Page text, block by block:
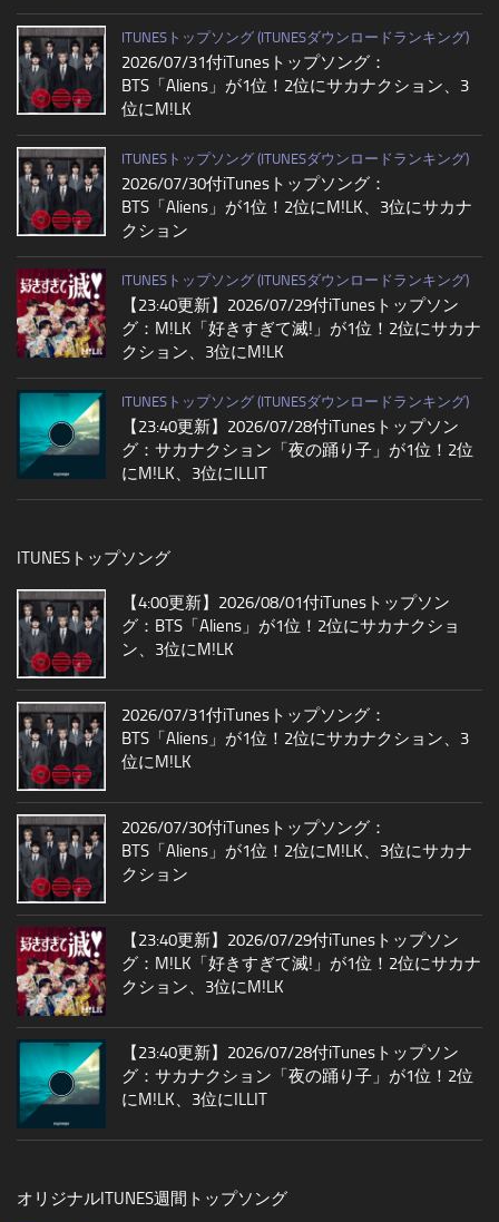
ITUNESトップソング (ITUNESダウンロードランキング)
2026/07/31付iTunesトップソング：
BTS「Aliens」が1位！2位にサカナクション、3
位にM!LK
ITUNESトップソング (ITUNESダウンロードランキング)
2026/07/30付iTunesトップソング：
BTS「Aliens」が1位！2位にM!LK、3位にサカナ
クション
ITUNESトップソング (ITUNESダウンロードランキング)
【23:40更新】2026/07/29付iTunesトップソン
グ：M!LK「好きすぎて滅!」が1位！2位にサカナ
クション、3位にM!LK
ITUNESトップソング (ITUNESダウンロードランキング)
【23:40更新】2026/07/28付iTunesトップソン
グ：サカナクション「夜の踊り子」が1位！2位
にM!LK、3位にILLIT
ITUNESトップソング
【4:00更新】2026/08/01付iTunesトップソン
グ：BTS「Aliens」が1位！2位にサカナクショ
ン、3位にM!LK
2026/07/31付iTunesトップソング：
BTS「Aliens」が1位！2位にサカナクション、3
位にM!LK
2026/07/30付iTunesトップソング：
BTS「Aliens」が1位！2位にM!LK、3位にサカナ
クション
【23:40更新】2026/07/29付iTunesトップソン
グ：M!LK「好きすぎて滅!」が1位！2位にサカナ
クション、3位にM!LK
【23:40更新】2026/07/28付iTunesトップソン
グ：サカナクション「夜の踊り子」が1位！2位
にM!LK、3位にILLIT
オリジナルITUNES週間トップソング